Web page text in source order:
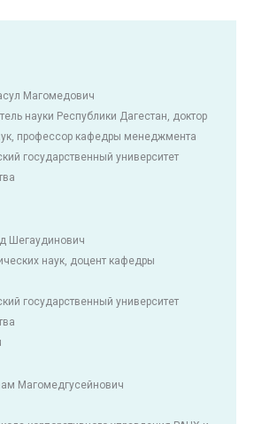
Магомедович
науки Республики Дагестан, доктор
профессор кафедры менеджмента
государственный университет
Шегаудинович
наук, доцент кафедры
государственный университет
Магомедгусейнович